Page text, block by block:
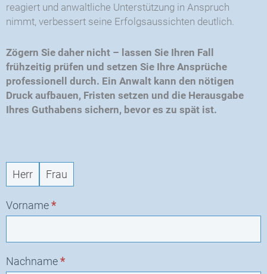
reagiert und anwaltliche Unterstützung in Anspruch
nimmt, verbessert seine Erfolgsaussichten deutlich.
Zögern Sie daher nicht – lassen Sie Ihren Fall
frühzeitig prüfen und setzen Sie Ihre Ansprüche
professionell durch. Ein Anwalt kann den nötigen
Druck aufbauen, Fristen setzen und die Herausgabe
Ihres Guthabens sichern, bevor es zu spät ist.
Neuanfrage
Herr Frau
Vorname*
Nachname*